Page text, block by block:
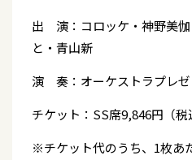
出 演：コロッケ・神野美伽
と・青山新
演 奏：オーケストラプレ
チケット：SS席9,846円（
※チケット代のうち、1枚あ